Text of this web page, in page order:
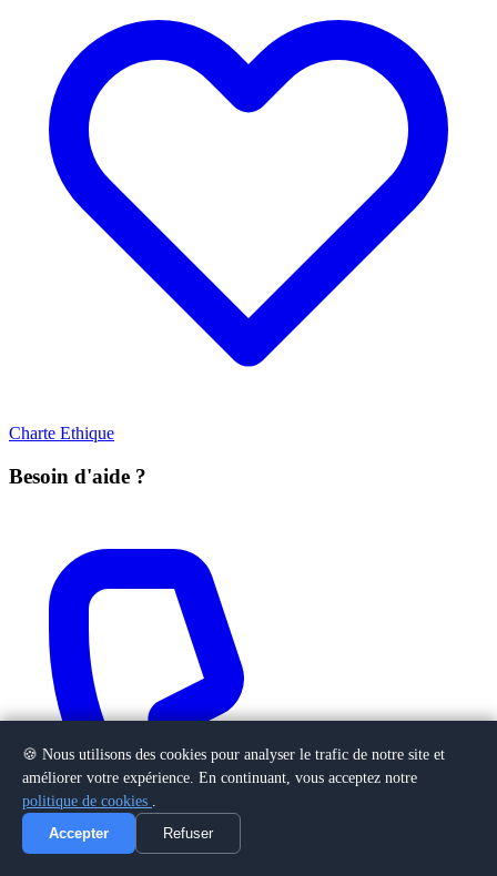
Charte Ethique
Besoin d'aide ?
🍪 Nous utilisons des cookies pour analyser le trafic de notre site et
améliorer votre expérience. En continuant, vous acceptez notre
politique de cookies .
Accepter
Refuser